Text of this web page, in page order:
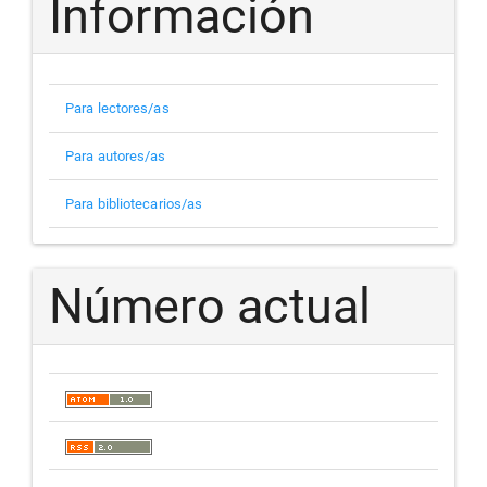
Información
Para lectores/as
Para autores/as
Para bibliotecarios/as
Número actual